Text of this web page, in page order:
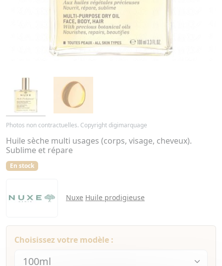
Photos non contractuelles. Copyright digimarquage
Huile sèche multi usages (corps, visage, cheveux).
Sublime et répare
En stock
Nuxe Huile prodigieuse
Choisissez votre modèle :